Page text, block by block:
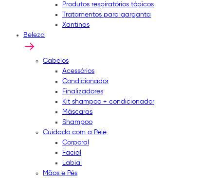
Produtos respiratórios tópicos
Tratamentos para garganta
Xantinas
Beleza
Cabelos
Acessórios
Condicionador
Finalizadores
Kit shampoo + condicionador
Máscaras
Shampoo
Cuidado com a Pele
Corporal
Facial
Labial
Mãos e Pés